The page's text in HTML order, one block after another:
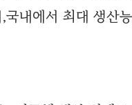
국내에서 최대 생산